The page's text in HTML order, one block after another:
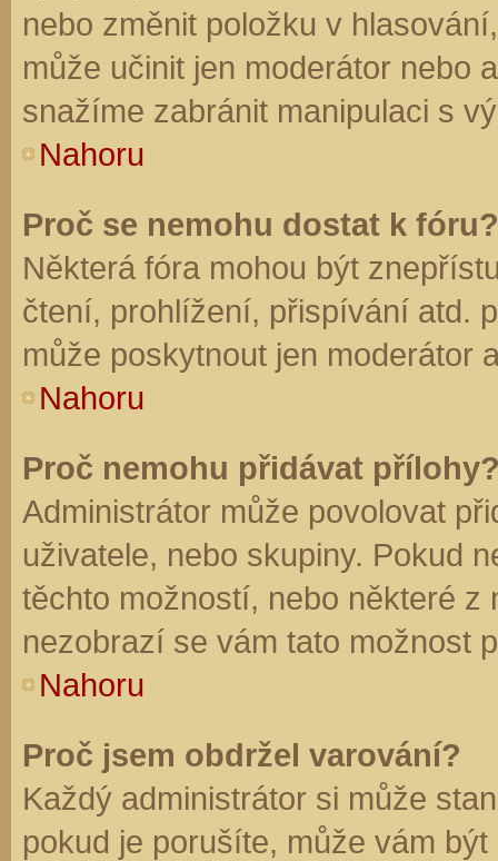
nebo změnit položku v
může učinit jen moderátor nebo
snažíme zabránit manipulaci s
Nahoru
Proč se nemohu dostat k fóru?
Některá fóra mohou být
čtení, prohlížení, přispívání atd.
může poskytnout jen moderátor
Nahoru
Proč nemohu přidávat
Administrátor může povolovat
uživatele, nebo skupiny. Pokud
těchto možností, nebo některé z
nezobrazí se vám tato možnost
Nahoru
Proč jsem obdržel varování?
Každý administrátor si může
pokud je porušíte, může vám